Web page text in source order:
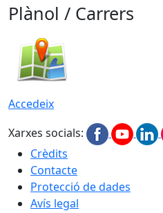
Plànol / Carrers
Accedeix
Xarxes socials:
Crèdits
Contacte
Protecció de dades
Avís legal